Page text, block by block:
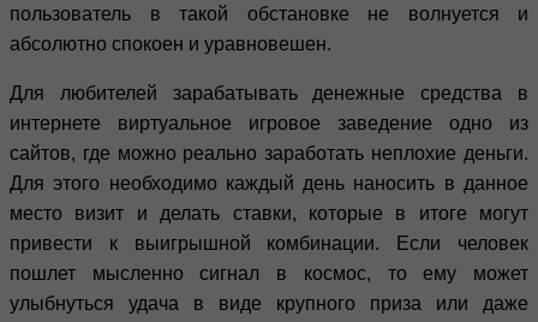
пользователь в такой обстановке не волнуется и
абсолютно спокоен и уравновешен.
Для любителей зарабатывать денежные средства в
интернете виртуальное игровое заведение одно из
сайтов, где можно реально заработать неплохие деньги.
Для этого необходимо каждый день наносить в данное
место визит и делать ставки, которые в итоге могут
привести к выигрышной комбинации. Если человек
пошлет мысленно сигнал в космос, то ему может
улыбнуться удача в виде крупного приза или даже